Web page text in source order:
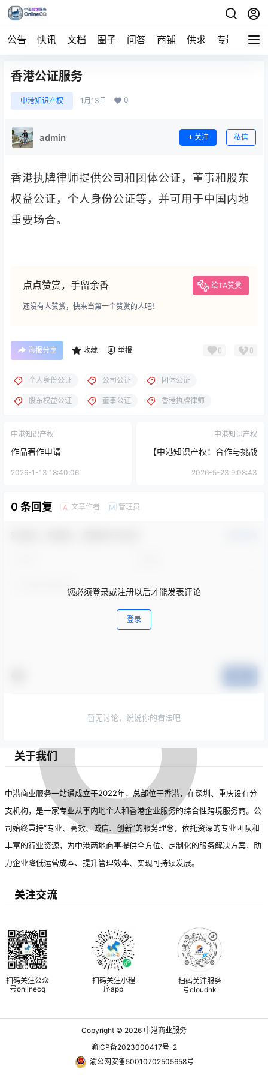
公告 快讯 文档 圈子 问答 商铺 供求 专题 导航
香港公证服务
中港知识产权 1月13日 0
admin 关注 私信
香港执牌律师提供公司和团体公证，董事和股东
权益公证，个人身份公证等，并可用于中国内地
重要场合。
点点赞赏，手留余香 给TA赞赏
还没有人赞赏，快来当第一个赞赏的人吧！
海报分享 收藏 举报 0 0
个人身份公证 公司公证 团体公证
股东权益公证 董事公证 香港执牌律师
中港知识产权
作品著作申请
2026-1-13 18:40:06
中港知识产权
【中港知识产权：合作与挑战
并存的未来】
2026-5-23 9:08:43
0 条回复 A 文章作者 M 管理员
您必须登录或注册以后才能发表评论
登录
暂无讨论，说说你的看法吧
关于我们
中港商业服务一站通成立于2022年，总部位于香港，在深圳、重庆设有分
支机构，是一家专业从事内地个人和香港企业服务的综合性跨境服务商。公
司始终秉持“专业、高效、诚信、创新”的服务理念，依托资深的专业团队和
丰富的行业资源，为中港两地商事提供全方位、定制化的服务解决方案，助
力企业降低运营成本、提升管理效率、实现可持续发展。
关注交流
扫码关注公众
号onlinecq
扫码关注小程
序app
扫码关注服务
号cloudhk
Copyright © 2026 中港商业服务
渝ICP备2023000417号-2
渝公网安备50010702505658号